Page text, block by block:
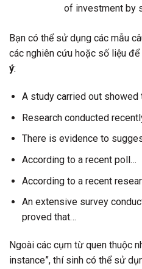
of investment by
Bạn có thể sử dụng các mẫu
các nghiên cứu hoặc số liệu để
ý:
A study carried out showed
Research conducted
There is evidence to
According to a recent poll…
According to a recent
An extensive survey
proved that…
Ngoài các cụm từ quen thuộc
instance”, thí sinh có thể sử